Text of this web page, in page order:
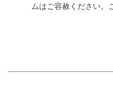
ムはご容赦ください。